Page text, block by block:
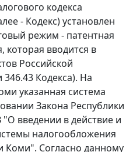
кодекса
- Кодекс) установлен
режим - патентная
которая вводится в
Российской
346.43 Кодекса). На
указанная система
Закона Республики
введении в действие и
налогообложения
Коми". Согласно данному